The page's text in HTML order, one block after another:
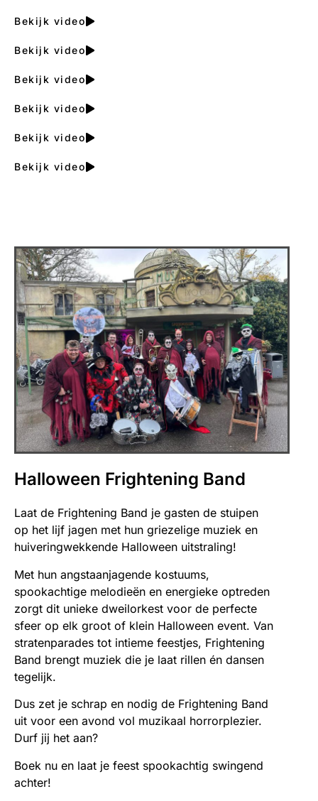
Bekijk video
Bekijk video
Bekijk video
Bekijk video
Bekijk video
Bekijk video
Halloween Frightening Band
Laat de Frightening Band je gasten de stuipen
op het lijf jagen met hun griezelige muziek en
huiveringwekkende Halloween uitstraling!
Met hun angstaanjagende kostuums,
spookachtige melodieën en energieke optreden
zorgt dit unieke dweilorkest voor de perfecte
sfeer op elk groot of klein Halloween event. Van
stratenparades tot intieme feestjes, Frightening
Band brengt muziek die je laat rillen én dansen
tegelijk.
Dus zet je schrap en nodig de Frightening Band
uit voor een avond vol muzikaal horrorplezier.
Durf jij het aan?
Boek nu en laat je feest spookachtig swingend
achter!